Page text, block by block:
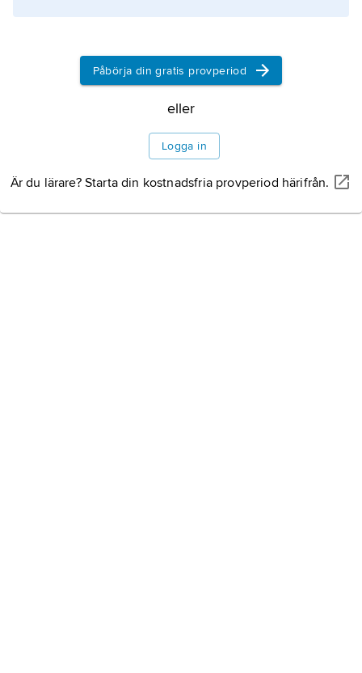
Påbörja din gratis provperiod
eller
Logga in
Är du lärare? Starta din kostnadsfria provperiod härifrån.